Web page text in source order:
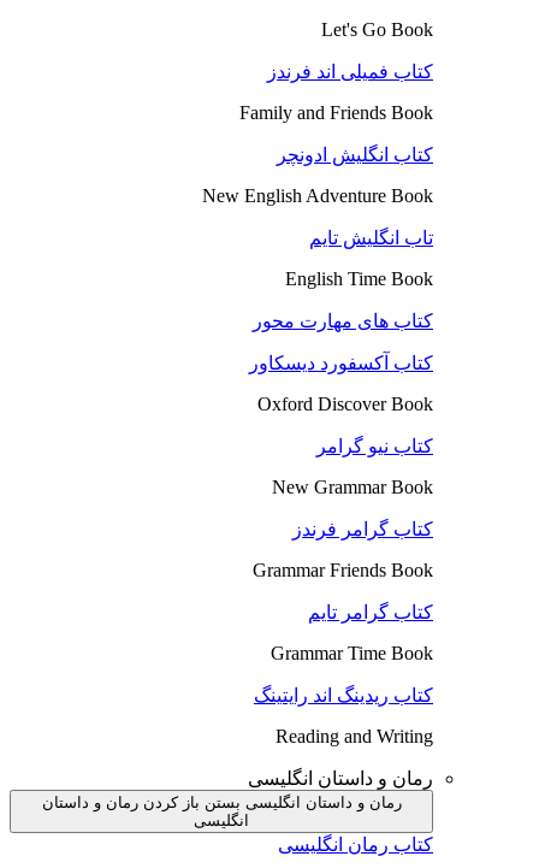
Let's Go Book
کتاب فمیلی اند فرندز
Family and Friends Book
کتاب انگلیش ادونچر
New English Adventure Book
تاب انگلیش تایم
English Time Book
کتاب های مهارت محور
کتاب آکسفورد دیسکاور
Oxford Discover Book
کتاب نیو گرامر
New Grammar Book
کتاب گرامر فرندز
Grammar Friends Book
کتاب گرامر تایم
Grammar Time Book
کتاب ریدینگ اند رایتینگ
Reading and Writing
رمان و داستان انگلیسی
رمان و داستان انگلیسی بستن باز کردن رمان و داستان
انگلیسی
کتاب رمان انگلیسی